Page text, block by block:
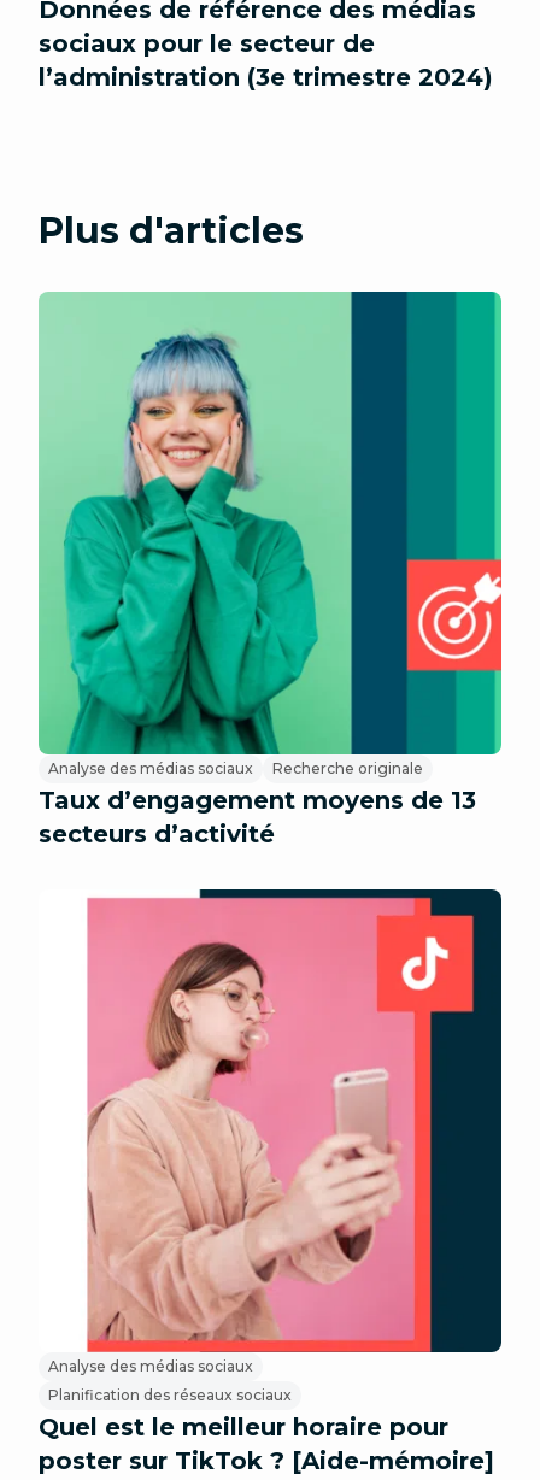
Données de référence des médias
sociaux pour le secteur de
l’administration (3e trimestre 2024)
Plus d'articles
Analyse des médias sociaux Recherche originale
Taux d’engagement moyens de 13
secteurs d’activité
Analyse des médias sociaux
Planification des réseaux sociaux
Quel est le meilleur horaire pour
poster sur TikTok ? [Aide-mémoire]